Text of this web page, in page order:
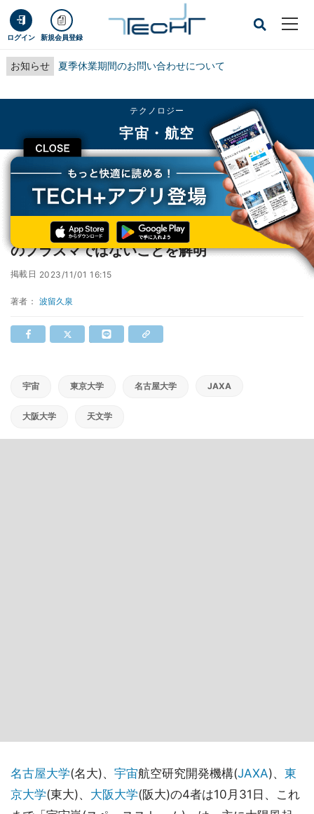
ログイン 新規会員登録
お知らせ 夏季休業期間のお問い合わせについて
CLOSE
テクノロジー
宇宙・航空
TECH+ テクノロジー
宇宙・航空
名大など、「宇宙嵐」の主要因は太陽風起源のプラズマではないことを解明
名大など、「宇宙嵐」の主要因は太陽風起源
のプラズマではないことを解明
掲載日 2023/11/01 16:15
著者： 波留久泉
宇宙 東京大学 名古屋大学 JAXA
大阪大学 天文学
名古屋大学(名大)、 宇宙航空研究開発機構(JAXA)、 東
京大学(東大)、 大阪大学(阪大)の4者は10月31日、これ